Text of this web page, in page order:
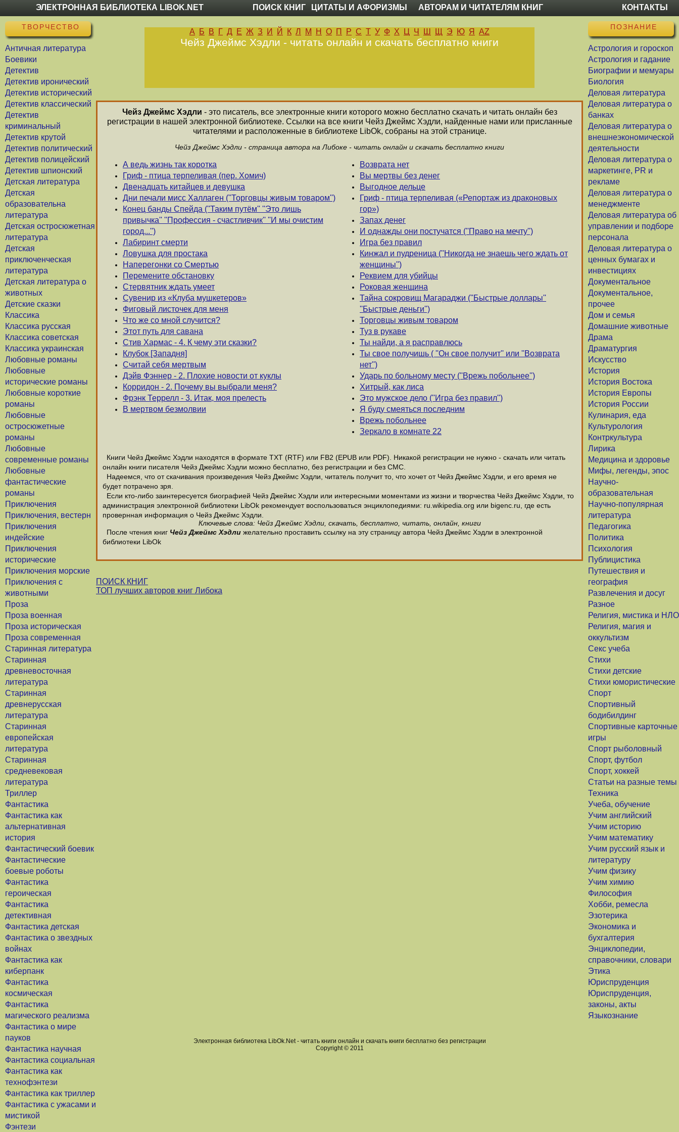
ЭЛЕКТРОННАЯ БИБЛИОТЕКА LIBOK.NET ПОИСК КНИГ ЦИТАТЫ И АФОРИЗМЫ АВТОРАМ И ЧИТАТЕЛЯМ КНИГ КОНТАКТЫ
ТВОРЧЕСТВО
Античная литература
Боевики
Детектив
Детектив иронический
Детектив исторический
Детектив классический
Детектив
криминальный
Детектив крутой
Детектив политический
Детектив полицейский
Детектив шпионский
Детская литература
Детская
образовательна
литература
Детская остросюжетная
литература
Детская
приключенческая
литература
Детская литература о
животных
Детские сказки
Классика
Классика русская
Классика советская
Классика украинская
Любовные романы
Любовные
исторические романы
Любовные короткие
романы
Любовные
остросюжетные
романы
Любовные
современные романы
Любовные
фантастические
романы
Приключения
Приключения, вестерн
Приключения
индейские
Приключения
исторические
Приключения морские
Приключения с
животными
Проза
Проза военная
Проза историческая
Проза современная
Старинная литература
Старинная
древневосточная
литература
Старинная
древнерусская
литература
Старинная
европейская
литература
Старинная
средневековая
литература
Триллер
Фантастика
Фантастика как
альтернативная
история
Фантастический боевик
Фантастические
боевые роботы
Фантастика
героическая
Фантастика
детективная
Фантастика детская
Фантастика о звездных
войнах
Фантастика как
киберпанк
Фантастика
космическая
Фантастика
магического реализма
Фантастика о мире
пауков
Фантастика научная
Фантастика социальная
Фантастика как
технофэнтези
Фантастика как триллер
Фантастика с ужасами и
мистикой
Фэнтези
ПОЗНАНИЕ
Астрология и гороскоп
Астрология и гадание
Биографии и мемуары
Биология
Деловая литература
Деловая литература о
банках
Деловая литература о
внешнеэкономической
деятельности
Деловая литература о
маркетинге, PR и
рекламе
Деловая литература о
менеджменте
Деловая литература об
управлении и подборе
персонала
Деловая литература о
ценных бумагах и
инвестициях
Документальное
Документальное,
прочее
Дом и семья
Домашние животные
Драма
Драматургия
Искусство
История
История Востока
История Европы
История России
Кулинария, еда
Культурология
Контркультура
Лирика
Медицина и здоровье
Мифы, легенды, эпос
Научно-
образовательная
Научно-популярная
литература
Педагогика
Политика
Психология
Публицистика
Путешествия и
география
Развлечения и досуг
Разное
Религия, мистика и НЛО
Религия, магия и
оккультизм
Секс учеба
Стихи
Стихи детские
Стихи юмористические
Спорт
Спортивный
бодибилдинг
Спортивные карточные
игры
Спорт рыболовный
Спорт, футбол
Спорт, хоккей
Статьи на разные темы
Техника
Учеба, обучение
Учим английский
Учим историю
Учим математику
Учим русский язык и
литературу
Учим физику
Учим химию
Философия
Хобби, ремесла
Эзотерика
Экономика и
бухгалтерия
Энциклопедии,
справочники, словари
Этика
Юриспруденция
Юриспруденция,
законы, акты
Языкознание
А Б В Г Д Е Ж З И Й К Л М Н О П Р С Т У Ф Х Ц Ч Ш Щ Э Ю Я AZ
Чейз Джеймс Хэдли - читать онлайн и скачать бесплатно книги
Чейз Джеймс Хэдли - это писатель, все электронные книги которого можно бесплатно скачать и читать онлайн без
регистрации в нашей электронной библиотеке. Ссылки на все книги Чейз Джеймс Хэдли, найденные нами или присланные
читателями и расположенные в библиотеке LibOk, собраны на этой странице.
Чейз Джеймс Хэдли - страница автора на Либоке - читать онлайн и скачать бесплатно книги
А ведь жизнь так коротка
Гриф - птица терпеливая (пер. Хомич)
Двенадцать китайцев и девушка
Дни печали мисс Халлаген (''Торговцы живым товаром'')
Конец банды Спейда (''Таким путём'' ''Это лишь
привычка'' ''Профессия - счастливчик'' ''И мы очистим
город...'')
Лабиринт смерти
Ловушка для простака
Наперегонки со Смертью
Перемените обстановку
Стервятник ждать умеет
Сувенир из «Клуба мушкетеров»
Фиговый листочек для меня
Что же со мной случится?
Этот путь для савана
Стив Хармас - 4. К чему эти сказки?
Клубок [Западня]
Считай себя мертвым
Дэйв Фэннер - 2. Плохие новости от куклы
Корридон - 2. Почему вы выбрали меня?
Фрэнк Террелл - 3. Итак, моя прелесть
В мертвом безмолвии
Возврата нет
Вы мертвы без денег
Выгодное дельце
Гриф - птица терпеливая («Репортаж из драконовых
гор»)
Запах денег
И однажды они постучатся (''Право на мечту'')
Игра без правил
Кинжал и пудреница (''Никогда не знаешь чего ждать от
женщины'')
Реквием для убийцы
Роковая женщина
Тайна сокровищ Магараджи (''Быстрые доллары''
''Быстрые деньги'')
Торговцы живым товаром
Туз в рукаве
Ты найди, а я расправлюсь
Ты свое получишь ( ''Он свое получит'' или ''Возврата
нет'')
Ударь по больному месту (''Врежь побольнее'')
Хитрый, как лиса
Это мужское дело (''Игра без правил'')
Я буду смеяться последним
Врежь побольнее
Зеркало в комнате 22
Книги Чейз Джеймс Хэдли находятся в формате ТХТ (RTF) или FB2 (EPUB или PDF). Никакой регистрации не нужно - скачать или читать
онлайн книги писателя Чейз Джеймс Хэдли можно бесплатно, без регистрации и без СМС.
Надеемся, что от скачивания произведения Чейз Джеймс Хэдли, читатель получит то, что хочет от Чейз Джеймс Хэдли, и его время не
будет потрачено зря.
Если кто-либо заинтересуется биографией Чейз Джеймс Хэдли или интересными моментами из жизни и творчества Чейз Джеймс Хэдли, то
администрация электронной библиотеки LibOk рекомендует воспользоваться энциклопедиями: ru.wikipedia.org или bigenc.ru, где есть
провернная информация о Чейз Джеймс Хэдли.
Ключевые слова: Чейз Джеймс Хэдли, скачать, бесплатно, читать, онлайн, книги
После чтения книг Чейз Джеймс Хэдли желательно проставить ссылку на эту страницу автора Чейз Джеймс Хэдли в электронной
библиотеки LibOk
ПОИСК КНИГ
ТОП лучших авторов книг Либока
Электронная библиотека LibOk.Net - читать книги онлайн и скачать книги бесплатно без регистрации
Copyright © 2011